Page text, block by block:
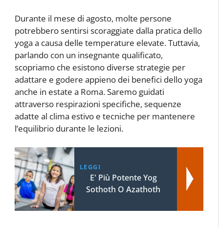
Durante il mese di agosto, molte persone
potrebbero sentirsi scoraggiate dalla pratica dello
yoga a causa delle temperature elevate. Tuttavia,
parlando con un insegnante qualificato,
scopriamo che esistono diverse strategie per
adattare e godere appieno dei benefici dello yoga
anche in estate a Roma. Saremo guidati
attraverso respirazioni specifiche, sequenze
adatte al clima estivo e tecniche per mantenere
l’equilibrio durante le lezioni.
LEGGI
E' Più Potente Yog
Sothoth O Azathoth